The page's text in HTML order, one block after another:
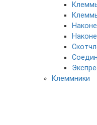
Клеммники